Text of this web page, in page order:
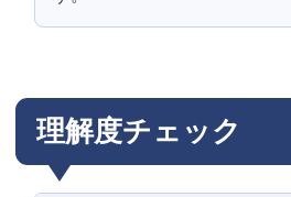
理解度チェック